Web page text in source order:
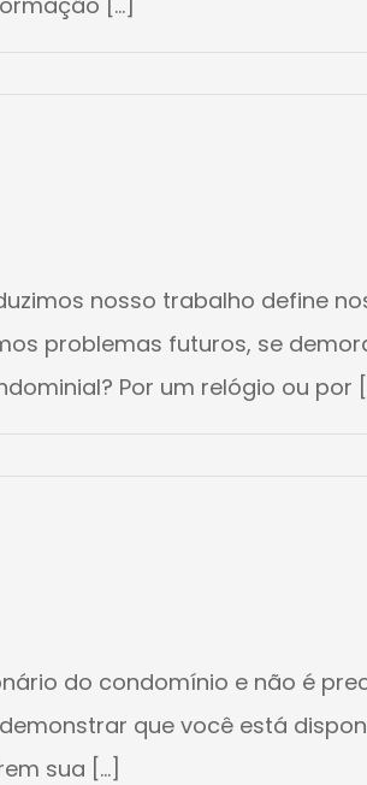
nosso trabalho define
problemas futuros, se
Por um relógio ou por
do condomínio e não é
que você está
sua [...]